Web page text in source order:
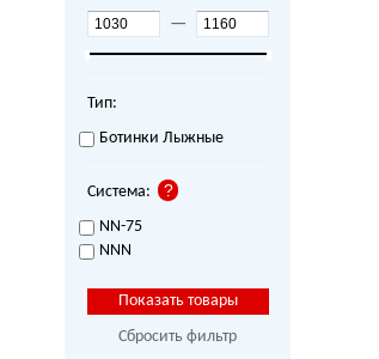
—
Тип:
Ботинки Лыжные
Система:
NN-75
NNN
Сбросить фильтр